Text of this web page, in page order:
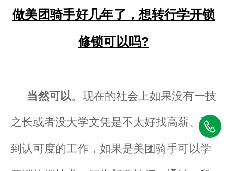
做美团骑手好几年了，想转行学开锁
修锁可以吗?
当然可以。现在的社会上如果没有一技
之长或者没大学文凭是不太好找高薪、受
到认可度的工作，如果是美团骑手可以学